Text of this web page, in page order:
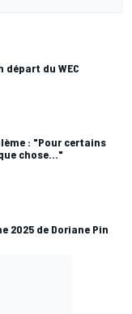
départ du WEC
: "Pour certains
chose…"
2025 de Doriane Pin